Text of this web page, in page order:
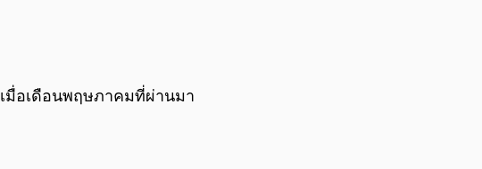
เมื่อเดือนพฤษภาคมที่ผ่านมา